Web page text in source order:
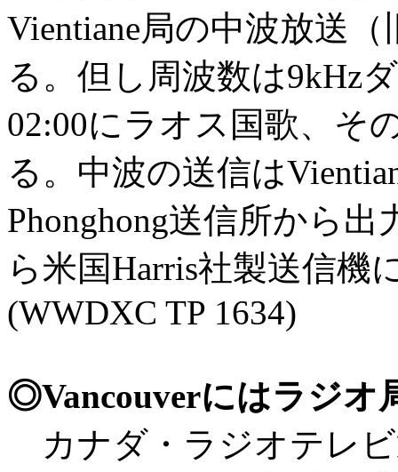
Vientiane局の中波放送
る。但し周波数は9kHz
02:00にラオス国歌、そ
る。中波の送信は
Phonghong送信所から
ら米国Harris社製送信機
(WWDXC TP 1634)
◎Vancouverにはラジオ
カナダ・ラジオテレビ